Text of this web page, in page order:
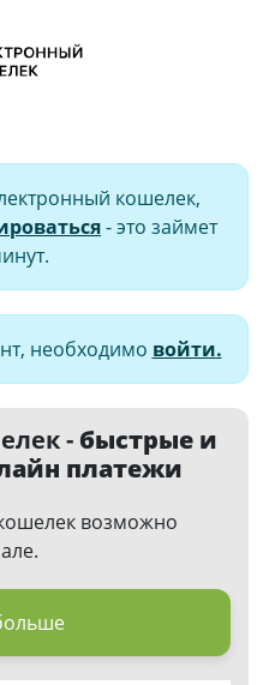
кошелек,
- это займет
необходимо войти.
-быстрые и
платежи
возможно